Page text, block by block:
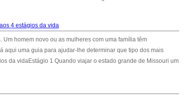
4 estágios da vida
homem novo ou as mulheres com uma família têm
aqui uma guia para ajudar-lhe determinar que tipo dos mais
da vidaEstágio 1 Quando viajar o estado grande de Missouri um